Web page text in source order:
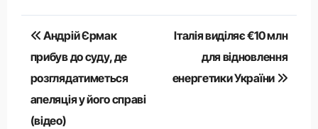
Навігація
записів
Андрій Єрмак
прибув до суду, де
розглядатиметься
апеляція у його справі
(відео)
Італія виділяє €10 млн
для відновлення
енергетики України